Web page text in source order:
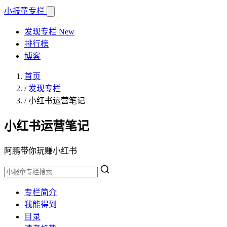
小报童专栏
发现专栏 New
排行榜
博客
首页
/ 发现专栏
/小红书运营笔记
小红书运营笔记
阿鹏带你玩赚小红书
专栏简介
我能得到
目录